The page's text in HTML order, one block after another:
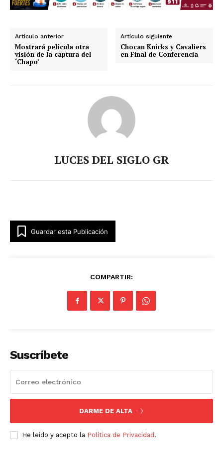
Artículo anterior
Mostrará película otra
visión de la captura del
‘Chapo’
Artículo siguiente
Chocan Knicks y Cavaliers
en Final de Conferencia
LUCES DEL SIGLO GR
Guardar esta Publicación
COMPARTIR:
Suscríbete
DARME DE ALTA
He leído y acepto la Política de Privacidad .